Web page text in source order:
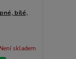
bílé,
Není skladem